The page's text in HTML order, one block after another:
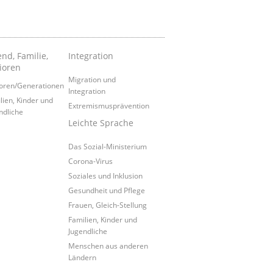
Familie,
Generationen
Kinder und
Integration
Migration und
Integration
Extremismusprävention
Leichte Sprache
Das Sozial-Ministerium
Corona-Virus
Soziales und Inklusion
Gesundheit und Pflege
Frauen, Gleich-Stellung
Familien, Kinder und
Jugendliche
Menschen aus anderen
Ländern